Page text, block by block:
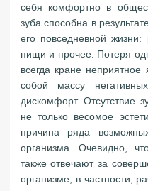
себя комфортно в
зуба способна в
его повседневной
пищи и прочее. Потеря
всегда кране
собой массу
дискомфорт. Отсутствие
не только весомое
причина ряда
организма. Очевидно,
также отвечают за
организме, в частности,